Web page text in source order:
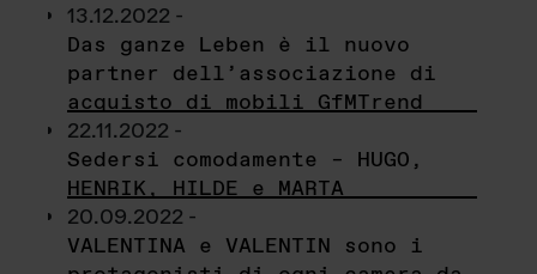
13.12.2022 -
Das ganze Leben è il nuovo
partner dell’associazione di
acquisto di mobili GfMTrend
22.11.2022 -
Sedersi comodamente – HUGO,
HENRIK, HILDE e MARTA
20.09.2022 -
VALENTINA e VALENTIN sono i